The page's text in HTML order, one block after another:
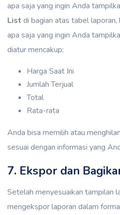
apa saja yang ingin Anda
List di bagian atas tabel laporan,
apa saja yang ingin Anda
diatur mencakup:
Harga Saat Ini
Jumlah Terjual
Total
Rata-rata
Anda bisa memilih atau
sesuai dengan informasi yang
7. Ekspor dan
Setelah menyesuaikan tampilan
mengekspor laporan dalam